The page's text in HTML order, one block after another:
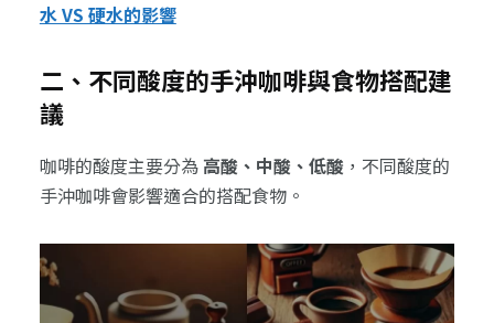
水 VS 硬水的影響
二、不同酸度的手沖咖啡與食物搭配建
議
咖啡的酸度主要分為 高酸、中酸、低酸 ，不同酸度的
手沖咖啡會影響適合的搭配食物。